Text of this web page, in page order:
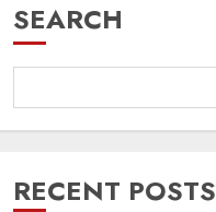
SEARCH
RECENT POSTS